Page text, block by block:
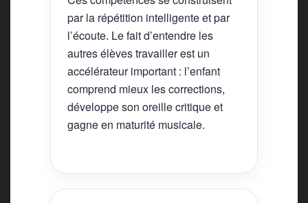
par la répétition intelligente et par
l’écoute. Le fait d’entendre les
autres élèves travailler est un
accélérateur important : l’enfant
comprend mieux les corrections,
développe son oreille critique et
gagne en maturité musicale.